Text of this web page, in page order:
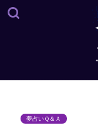
夢占いＱ＆Ａ